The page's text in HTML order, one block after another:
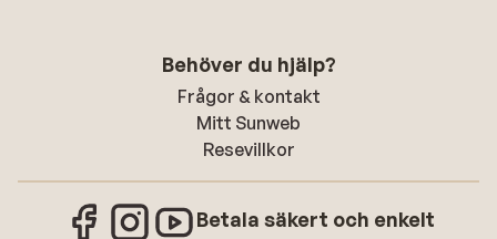
Behöver du hjälp?
Frågor & kontakt
Mitt Sunweb
Resevillkor
Betala säkert och enkelt